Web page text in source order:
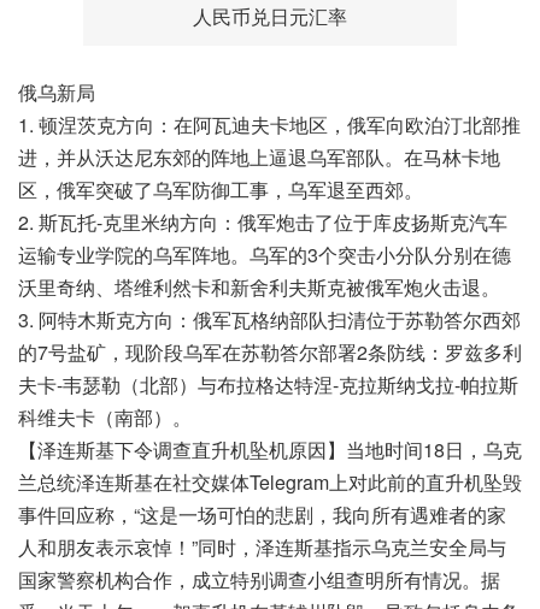
人民币兑日元汇率
俄乌新局
1. 顿涅茨克方向：在阿瓦迪夫卡地区，俄军向欧泊汀北部推
进，并从沃达尼东郊的阵地上逼退乌军部队。在马林卡地
区，俄军突破了乌军防御工事，乌军退至西郊。
2. 斯瓦托-克里米纳方向：俄军炮击了位于库皮扬斯克汽车
运输专业学院的乌军阵地。乌军的3个突击小分队分别在德
沃里奇纳、塔维利然卡和新舍利夫斯克被俄军炮火击退。
3. 阿特木斯克方向：俄军瓦格纳部队扫清位于苏勒答尔西郊
的7号盐矿，现阶段乌军在苏勒答尔部署2条防线：罗兹多利
夫卡-韦瑟勒（北部）与布拉格达特涅-克拉斯纳戈拉-帕拉斯
科维夫卡（南部）。
【泽连斯基下令调查直升机坠机原因】当地时间18日，乌克
兰总统泽连斯基在社交媒体Telegram上对此前的直升机坠毁
事件回应称，“这是一场可怕的悲剧，我向所有遇难者的家
人和朋友表示哀悼！”同时，泽连斯基指示乌克兰安全局与
国家警察机构合作，成立特别调查小组查明所有情况。据